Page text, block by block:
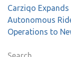
Post
navigation
Carziqo Expands
Autonomous
Operations to